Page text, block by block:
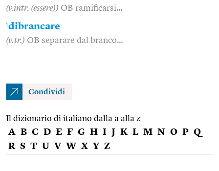
(v.intr. (essere)) OB ramificarsi…
1dibrancare
(v.tr.) OB separare dal branco…
Condividi
Il dizionario di italiano dalla a alla z
A B C D E F G H I J K L M N O P Q
R S T U V W X Y Z